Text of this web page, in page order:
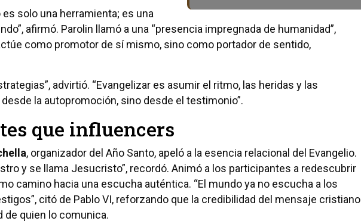
es solo una herramienta; es una
afirmó. Parolin llamó a una “presencia impregnada de humanidad”,
como promotor de sí mismo, sino como portador de sentido,
advirtió. “Evangelizar es asumir el ritmo, las heridas y las
la autopromoción, sino desde el testimonio”.
que influencers
, organizador del Año Santo, apeló a la esencia relacional del Evangelio.
y se llama Jesucristo”, recordó. Animó a los participantes a redescubrir
camino hacia una escucha auténtica. “El mundo ya no escucha a los
citó de Pablo VI, reforzando que la credibilidad del mensaje cristiano
de quien lo comunica.